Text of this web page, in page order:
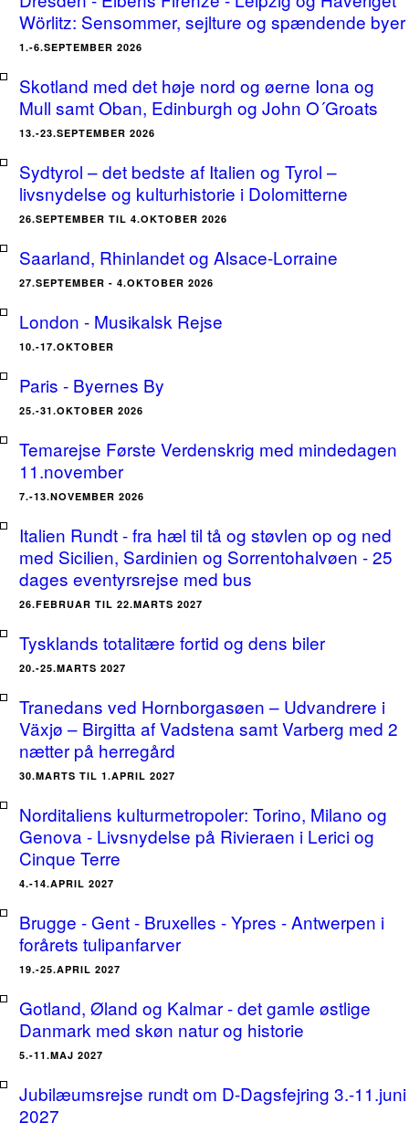
Wörlitz: Sensommer, sejlture og spændende byer
1.-6.SEPTEMBER 2026
Skotland med det høje nord og øerne Iona og
Mull samt Oban, Edinburgh og John O´Groats
13.-23.SEPTEMBER 2026
Sydtyrol – det bedste af Italien og Tyrol –
livsnydelse og kulturhistorie i Dolomitterne
26.SEPTEMBER TIL 4.OKTOBER 2026
Saarland, Rhinlandet og Alsace-Lorraine
27.SEPTEMBER - 4.OKTOBER 2026
London - Musikalsk Rejse
10.-17.OKTOBER
Paris - Byernes By
25.-31.OKTOBER 2026
Temarejse Første Verdenskrig med mindedagen
11.november
7.-13.NOVEMBER 2026
Italien Rundt - fra hæl til tå og støvlen op og ned
med Sicilien, Sardinien og Sorrentohalvøen - 25
dages eventyrsrejse med bus
26.FEBRUAR TIL 22.MARTS 2027
Tysklands totalitære fortid og dens biler
20.-25.MARTS 2027
Tranedans ved Hornborgasøen – Udvandrere i
Växjø – Birgitta af Vadstena samt Varberg med 2
nætter på herregård
30.MARTS TIL 1.APRIL 2027
Norditaliens kulturmetropoler: Torino, Milano og
Genova - Livsnydelse på Rivieraen i Lerici og
Cinque Terre
4.-14.APRIL 2027
Brugge - Gent - Bruxelles - Ypres - Antwerpen i
forårets tulipanfarver
19.-25.APRIL 2027
Gotland, Øland og Kalmar - det gamle østlige
Danmark med skøn natur og historie
5.-11.MAJ 2027
Jubilæumsrejse rundt om D-Dagsfejring 3.-11.juni
2027